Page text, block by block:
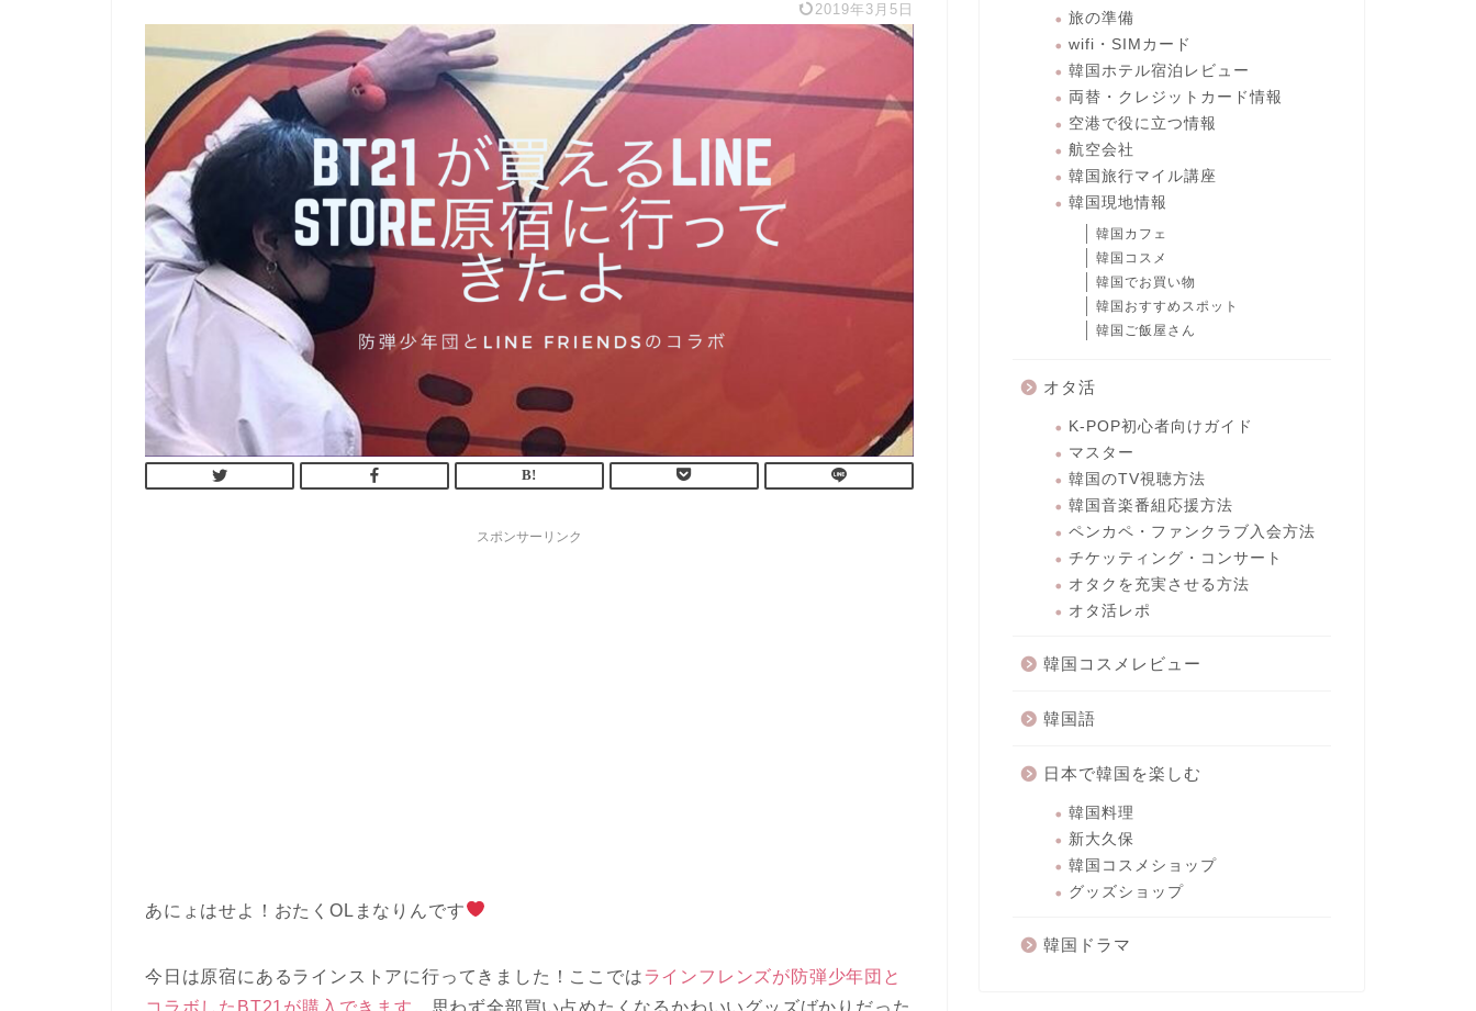
2019年3月5日
スポンサーリンク
あにょはせよ！おたくOLまなりんです
今日は原宿にあるラインストアに行ってきました！ここではラインフレンズが防弾少年団と
コラボしたBT21が購入できます。 思わず全部買い占めたくなるかわいいグッズばかりだった
旅の準備
wifi・SIMカード
韓国ホテル宿泊レビュー
両替・クレジットカード情報
空港で役に立つ情報
航空会社
韓国旅行マイル講座
韓国現地情報
韓国カフェ
韓国コスメ
韓国でお買い物
韓国おすすめスポット
韓国ご飯屋さん
オタ活
K-POP初心者向けガイド
マスター
韓国のTV視聴方法
韓国音楽番組応援方法
ペンカペ・ファンクラブ入会方法
チケッティング・コンサート
オタクを充実させる方法
オタ活レポ
韓国コスメレビュー
韓国語
日本で韓国を楽しむ
韓国料理
新大久保
韓国コスメショップ
グッズショップ
韓国ドラマ